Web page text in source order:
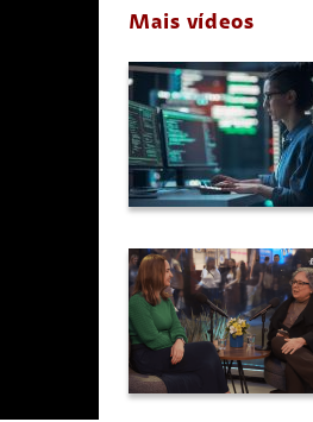
Mais vídeos